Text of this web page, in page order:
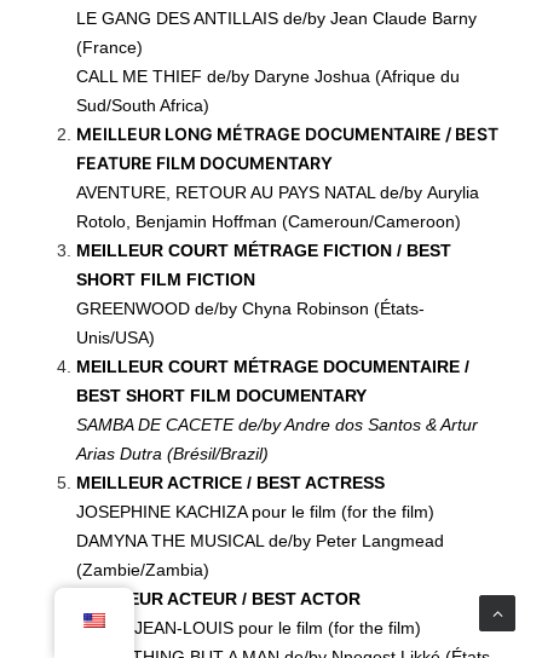
LE GANG DES ANTILLAIS de/by Jean Claude Barny
(France)
CALL ME THIEF de/by Daryne Joshua (Afrique du
Sud/South Africa)
MEILLEUR LONG MÉTRAGE DOCUMENTAIRE / BEST
FEATURE FILM DOCUMENTARY
AVENTURE, RETOUR AU PAYS NATAL de/by Aurylia
Rotolo, Benjamin Hoffman (Cameroun/Cameroon)
MEILLEUR COURT MÉTRAGE FICTION / BEST
SHORT FILM FICTION
GREENWOOD de/by Chyna Robinson (États-
Unis/USA)
MEILLEUR COURT MÉTRAGE DOCUMENTAIRE /
BEST SHORT FILM DOCUMENTARY
SAMBA DE CACETE de/by Andre dos Santos & Artur
Arias Dutra (Brésil/Brazil)
MEILLEUR ACTRICE / BEST ACTRESS
JOSEPHINE KACHIZA pour le film (for the film)
DAMYNA THE MUSICAL de/by Peter Langmead
(Zambie/Zambia)
MEILLEUR ACTEUR / BEST ACTOR
JIMMY JEAN-LOUIS pour le film (for the film)